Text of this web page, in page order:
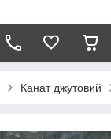
Канат джутовий